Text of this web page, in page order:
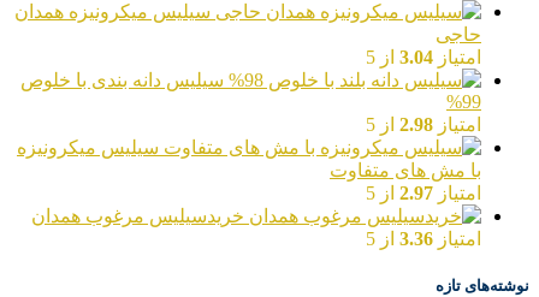
سیلیس میکرونیزه همدان
حاجی
امتیاز 3.04 از 5
سیلیس دانه بندی با خلوص
99%
امتیاز 2.98 از 5
سیلیس میکرونیزه
با مش های متفاوت
امتیاز 2.97 از 5
خریدسیلیس مرغوب همدان
امتیاز 3.36 از 5
نوشته‌های تازه